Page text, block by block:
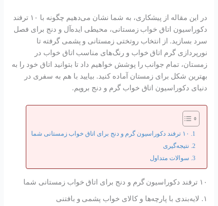
در این مقاله از پیشکاری، به شما نشان می‌دهیم چگونه با ۱۰ ترفند
دکوراسیون اتاق خواب زمستانی، محیطی ایده‌آل و دنج برای فصل
سرد بسازید. از انتخاب روتختی زمستانی و پشمی گرفته تا
نورپردازی گرم اتاق خواب و رنگ‌های مناسب اتاق خواب در
زمستان، تمام جوانب را پوشش خواهیم داد تا بتوانید اتاق خود را به
بهترین شکل برای زمستان آماده کنید. بیایید با هم به سفری در
دنیای دکوراسیون اتاق خواب گرم و دنج برویم.
۱۰ ترفند دکوراسیون گرم و دنج برای اتاق خواب زمستانی شما
نتیجه‌گیری
سوالات متداول
۱۰ ترفند دکوراسیون گرم و دنج برای اتاق خواب زمستانی شما
۱. لایه‌بندی با پارچه‌ها و کالای خواب پشمی و بافتنی